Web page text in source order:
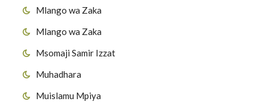
Mlango wa Zaka
Mlango wa Zaka
Msomaji Samir Izzat
Muhadhara
Muislamu Mpiya